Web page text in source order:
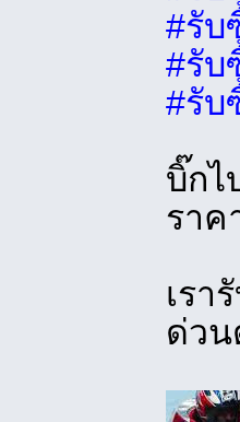
#รับ
#รับ
#รับ
บิ๊กไ
ราค
เรา
ด่วน